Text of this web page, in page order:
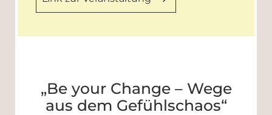
„Be your Change – Wege
aus dem Gefühlschaos“